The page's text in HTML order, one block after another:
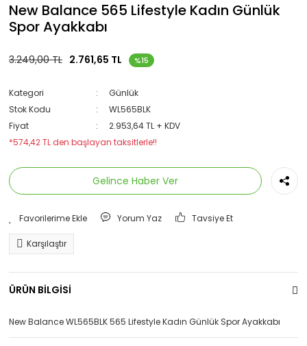
New Balance 565 Lifestyle Kadın Günlük
Spor Ayakkabı
3.249,00 TL 2.761,65 TL %15
Kategori
Günlük
Stok Kodu
WL565BLK
Fiyat
2.953,64 TL + KDV
*574,42 TL den başlayan taksitlerle!!
Gelince Haber Ver
Yorum Yaz Tavsiye Et
Karşılaştır
ÜRÜN BİLGİSİ
New Balance WL565BLK 565 Lifestyle Kadın Günlük Spor Ayakkabı